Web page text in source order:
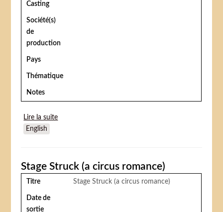
Casting
Société(s)
de
production
Pays
Thématique
Notes
Lire la suite
English
Stage Struck (a circus romance)
Titre Stage Struck (a circus romance)
Date de
sortie